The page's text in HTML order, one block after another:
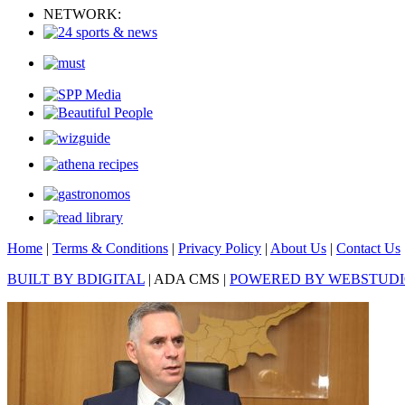
NETWORK:
Home | Terms & Conditions | Privacy Policy | About Us | Contact Us
BUILT BY BDIGITAL | ADA CMS | POWERED BY